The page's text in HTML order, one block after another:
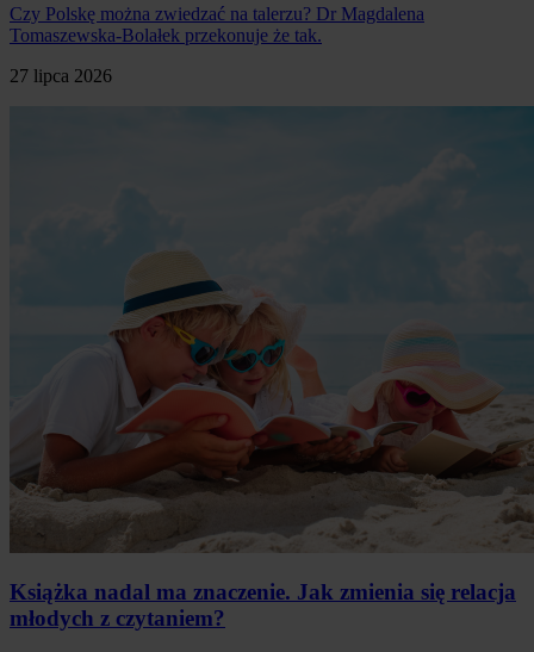
Czy Polskę można zwiedzać na talerzu? Dr Magdalena
Tomaszewska-Bolałek przekonuje że tak.
27 lipca 2026
Książka nadal ma znaczenie. Jak zmienia się relacja
młodych z czytaniem?